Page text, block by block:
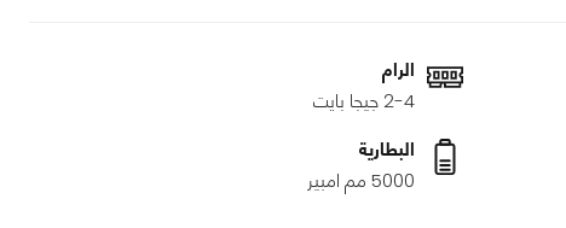
الرام
2-4 جيجا بايت
البطارية
5000 مم امبير